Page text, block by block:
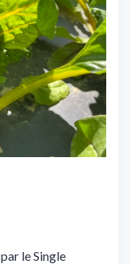
le Single